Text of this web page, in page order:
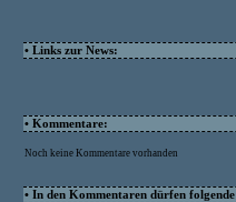
• Links zur News:
• Kommentare:
Noch keine Kommentare vorhanden
• In den Kommentaren dürfen